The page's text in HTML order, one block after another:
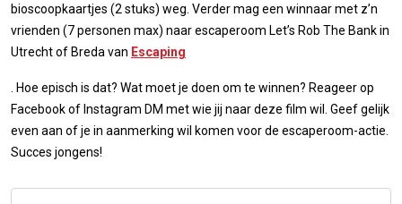
bioscoopkaartjes (2 stuks) weg. Verder mag een winnaar met z’n
vrienden (7 personen max) naar escaperoom Let’s Rob The Bank in
Utrecht of Breda van Escaping
. Hoe episch is dat? Wat moet je doen om te winnen? Reageer op
Facebook of Instagram DM met wie jij naar deze film wil. Geef gelijk
even aan of je in aanmerking wil komen voor de escaperoom-actie.
Succes jongens!